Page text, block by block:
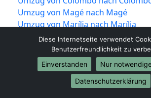
Umzug von Magé nach Magé
Umzug von Marília nach Marília
Umzug von Araraquara nach
Umzug von Maracanaú nach
Umzug von Hortolândia nach
Umzug von Presidente Prudente
Diese Internetseite verwendet
Benutzerfreundlichkeit zu
Einverstanden
Nur
Datenschutzerklärung